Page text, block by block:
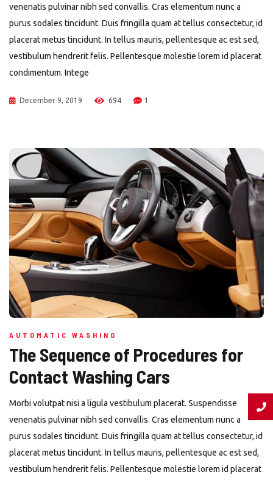
venenatis pulvinar nibh sed convallis. Cras elementum nunc a
purus sodales tincidunt. Duis fringilla quam at tellus consectetur, id
placerat metus tincidunt. In tellus mauris, pellentesque ac est sed,
vestibulum hendrerit felis. Pellentesque molestie lorem id placerat
condimentum. Intege
December 9, 2019 694 1
AUTOMATIC WASHING
The Sequence of Procedures for
Contact Washing Cars
Morbi volutpat nisi a ligula vestibulum placerat. Suspendisse
venenatis pulvinar nibh sed convallis. Cras elementum nunc a
purus sodales tincidunt. Duis fringilla quam at tellus consectetur, id
placerat metus tincidunt. In tellus mauris, pellentesque ac est sed,
vestibulum hendrerit felis. Pellentesque molestie lorem id placerat